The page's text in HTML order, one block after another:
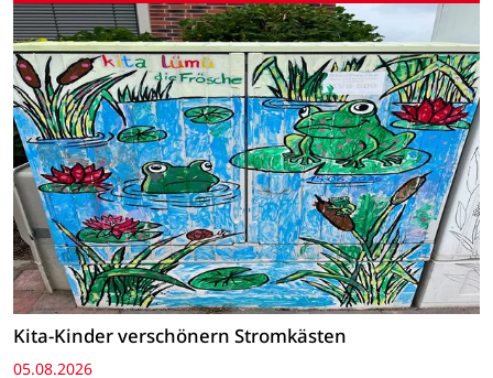
Kita-Kinder verschönern Stromkästen
05.08.2026